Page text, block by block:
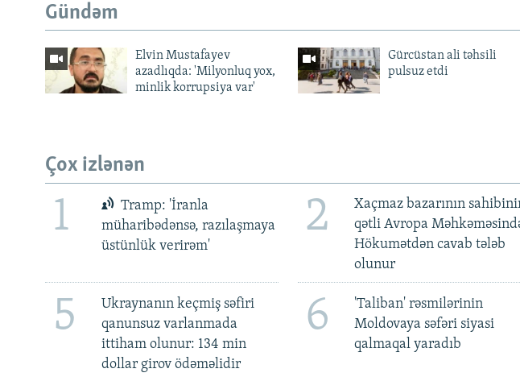
Gündəm
Elvin Mustafayev
azadlıqda: 'Milyonluq yox,
minlik korrupsiya var'
Gürcüstan ali təhsili
pulsuz etdi
Çox izlənən
1
Tramp: 'İranla
müharibədənsə, razılaşmaya
üstünlük verirəm'
2
Xaçmaz bazarının
qətli Avropa
Hökumətdən cavab tələb
olunur
5
Ukraynanın keçmiş səfiri
qanunsuz varlanmada
ittiham olunur: 134 min
dollar girov ödəməlidir
6
'Taliban' rəsmilərinin
Moldovaya səfəri siyasi
qalmaqal yaradıb